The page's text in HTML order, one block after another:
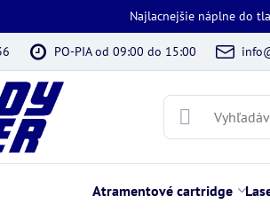
Najlacnejšie náplne do
PO-PIA od 09:00 do 15:00
Atramentové cartridge